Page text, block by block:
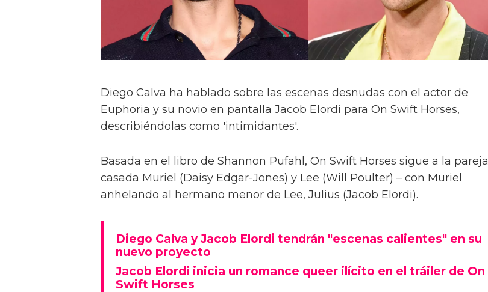
Diego Calva ha hablado sobre las escenas desnudas con el actor de
Euphoria y su novio en pantalla Jacob Elordi para On Swift Horses,
describiéndolas como 'intimidantes'.
Basada en el libro de Shannon Pufahl, On Swift Horses sigue a la pareja
casada Muriel (Daisy Edgar-Jones) y Lee (Will Poulter) – con Muriel
anhelando al hermano menor de Lee, Julius (Jacob Elordi).
Diego Calva y Jacob Elordi tendrán "escenas calientes" en su
nuevo proyecto
Jacob Elordi inicia un romance queer ilícito en el tráiler de On
Swift Horses